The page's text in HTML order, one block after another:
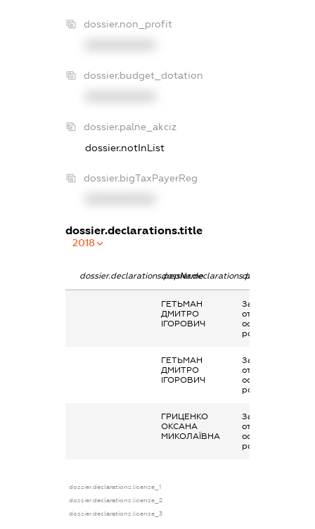
dossier.non_profit
dossier.budget_dotation
dossier.palne_akciz
dossier.notInList
dossier.bigTaxPayerReg
dossier.declarations.title
2018
dossier.declarations.pepNamedossier.declarations.personName
ГЕТЬМАН
ДМИТРО
ІГОРОВИЧ
Заробітна плата
отримана за
основним місцем
роботи
ГЕТЬМАН
ДМИТРО
ІГОРОВИЧ
Заробітна плата
отримана за
основним місцем
роботи
ГРИЦЕНКО
ОКСАНА
МИКОЛАЇВНА
Заробітна плата
отримана за
основним місцем
роботи
dossier.declarations.license_1
dossier.declarations.license_2
dossier.declarations.license_3